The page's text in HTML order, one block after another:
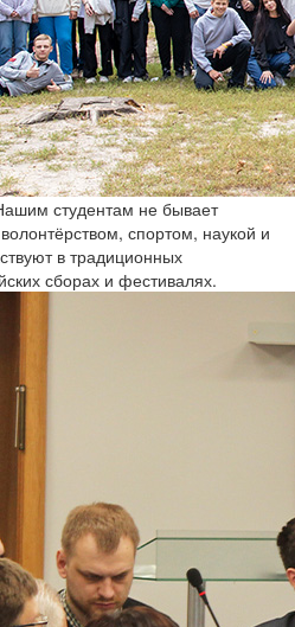
студентам не бывает
спортом, наукой и
в традиционных
сборах и фестивалях.